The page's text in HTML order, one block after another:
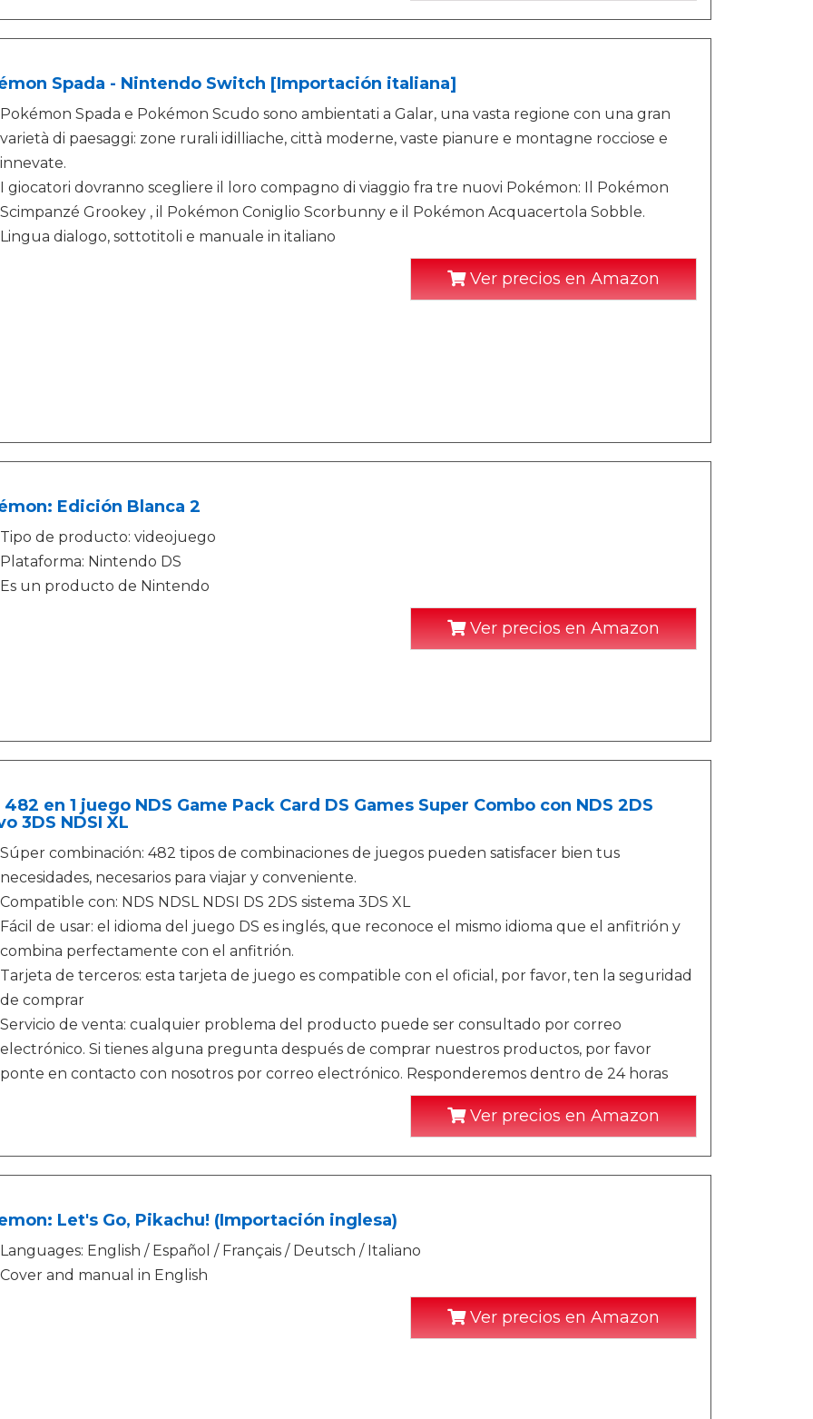
Spada - Nintendo Switch [Importación italiana]
Pokémon Spada e Pokémon Scudo sono ambientati a Galar, una vasta regione con una gran
varietà di paesaggi: zone rurali idilliache, città moderne, vaste pianure e montagne rocciose e
innevate.
I giocatori dovranno scegliere il loro compagno di viaggio fra tre nuovi Pokémon: Il Pokémon
Scimpanzé Grookey , il Pokémon Coniglio Scorbunny e il Pokémon Acquacertola Sobble.
Lingua dialogo, sottotitoli e manuale in italiano
Ver precios en Amazon
Edición Blanca 2
Tipo de producto: videojuego
Plataforma: Nintendo DS
Es un producto de Nintendo
Ver precios en Amazon
482 en 1 juego NDS Game Pack Card DS Games Super Combo con NDS 2DS
3DS NDSI XL
Súper combinación: 482 tipos de combinaciones de juegos pueden satisfacer bien tus
necesidades, necesarios para viajar y conveniente.
Compatible con: NDS NDSL NDSI DS 2DS sistema 3DS XL
Fácil de usar: el idioma del juego DS es inglés, que reconoce el mismo idioma que el anfitrión y
combina perfectamente con el anfitrión.
Tarjeta de terceros: esta tarjeta de juego es compatible con el oficial, por favor, ten la seguridad
de comprar
Servicio de venta: cualquier problema del producto puede ser consultado por correo
electrónico. Si tienes alguna pregunta después de comprar nuestros productos, por favor
ponte en contacto con nosotros por correo electrónico. Responderemos dentro de 24 horas
Ver precios en Amazon
Let's Go, Pikachu! (Importación inglesa)
Languages: English / Español / Français / Deutsch / Italiano
Cover and manual in English
Ver precios en Amazon